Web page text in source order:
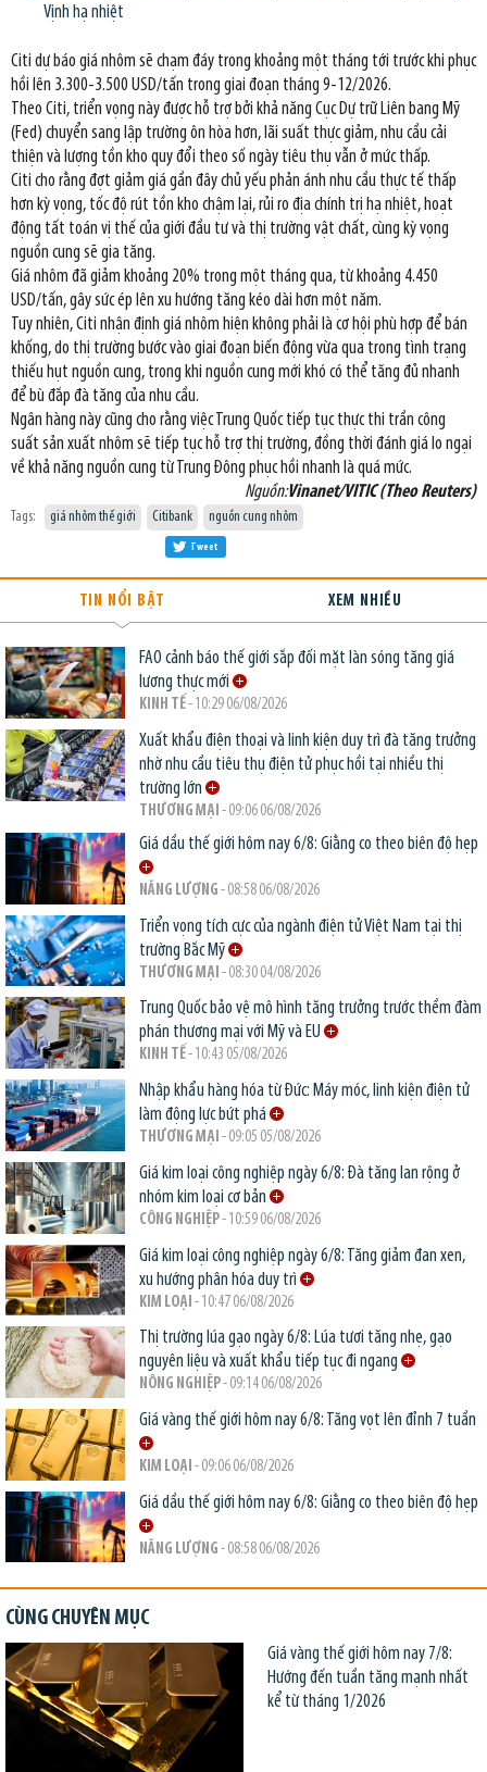
Vịnh hạ nhiệt
Citi dự báo giá nhôm sẽ chạm đáy trong khoảng một tháng tới trước khi phục
hồi lên 3.300-3.500 USD/tấn trong giai đoạn tháng 9-12/2026.
Theo Citi, triển vọng này được hỗ trợ bởi khả năng Cục Dự trữ Liên bang Mỹ
(Fed) chuyển sang lập trường ôn hòa hơn, lãi suất thực giảm, nhu cầu cải
thiện và lượng tồn kho quy đổi theo số ngày tiêu thụ vẫn ở mức thấp.
Citi cho rằng đợt giảm giá gần đây chủ yếu phản ánh nhu cầu thực tế thấp
hơn kỳ vọng, tốc độ rút tồn kho chậm lại, rủi ro địa chính trị hạ nhiệt, hoạt
động tất toán vị thế của giới đầu tư và thị trường vật chất, cùng kỳ vọng
nguồn cung sẽ gia tăng.
Giá nhôm đã giảm khoảng 20% trong một tháng qua, từ khoảng 4.450
USD/tấn, gây sức ép lên xu hướng tăng kéo dài hơn một năm.
Tuy nhiên, Citi nhận định giá nhôm hiện không phải là cơ hội phù hợp để bán
khống, do thị trường bước vào giai đoạn biến động vừa qua trong tình trạng
thiếu hụt nguồn cung, trong khi nguồn cung mới khó có thể tăng đủ nhanh
để bù đắp đà tăng của nhu cầu.
Ngân hàng này cũng cho rằng việc Trung Quốc tiếp tục thực thi trần công
suất sản xuất nhôm sẽ tiếp tục hỗ trợ thị trường, đồng thời đánh giá lo ngại
về khả năng nguồn cung từ Trung Đông phục hồi nhanh là quá mức.
Nguồn:Vinanet/VITIC (Theo Reuters)
Tags: giá nhôm thế giới Citibank nguồn cung nhôm
Tweet
TIN NỔI BẬT XEM NHIỀU
FAO cảnh báo thế giới sắp đối mặt làn sóng tăng giá
lương thực mới
KINH TẾ- 10:29 06/08/2026
Xuất khẩu điện thoại và linh kiện duy trì đà tăng trưởng
nhờ nhu cầu tiêu thụ điện tử phục hồi tại nhiều thị
trường lớn
THƯƠNG MẠI - 09:06 06/08/2026
Giá dầu thế giới hôm nay 6/8: Giằng co theo biên độ hẹp
NĂNG LƯỢNG - 08:58 06/08/2026
Triển vọng tích cực của ngành điện tử Việt Nam tại thị
trường Bắc Mỹ
THƯƠNG MẠI - 08:30 04/08/2026
Trung Quốc bảo vệ mô hình tăng trưởng trước thềm đàm
phán thương mại với Mỹ và EU
KINH TẾ- 10:43 05/08/2026
Nhập khẩu hàng hóa từ Đức: Máy móc, linh kiện điện tử
làm động lực bứt phá
THƯƠNG MẠI - 09:05 05/08/2026
Giá kim loại công nghiệp ngày 6/8: Đà tăng lan rộng ở
nhóm kim loại cơ bản
CÔNG NGHIỆP- 10:59 06/08/2026
Giá kim loại công nghiệp ngày 6/8: Tăng giảm đan xen,
xu hướng phân hóa duy trì
KIM LOẠI - 10:47 06/08/2026
Thị trường lúa gạo ngày 6/8: Lúa tươi tăng nhẹ, gạo
nguyên liệu và xuất khẩu tiếp tục đi ngang
NÔNG NGHIỆP- 09:14 06/08/2026
Giá vàng thế giới hôm nay 6/8: Tăng vọt lên đỉnh 7 tuần
KIM LOẠI - 09:06 06/08/2026
Giá dầu thế giới hôm nay 6/8: Giằng co theo biên độ hẹp
NĂNG LƯỢNG - 08:58 06/08/2026
CÙNG CHUYÊN MỤC
Giá vàng thế giới hôm nay 7/8:
Hướng đến tuần tăng mạnh nhất
kể từ tháng 1/2026